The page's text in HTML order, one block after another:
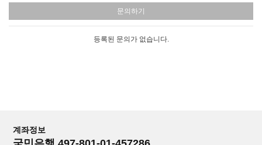
문의하기
등록된 문의가 없습니다.
계좌정보